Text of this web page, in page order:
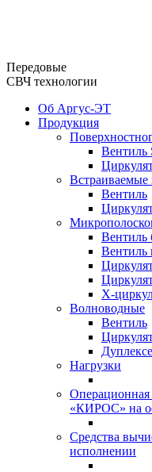
Передовые
СВЧ технологии
Об Аргус-ЭТ
Продукция
Вентиль
Встраиваемые
Вентиль
Вентиль
Вентиль
Х-
Волноводные
Вентиль
Нагрузки
Операционная
«КИРОС» на
Средства
исполнении